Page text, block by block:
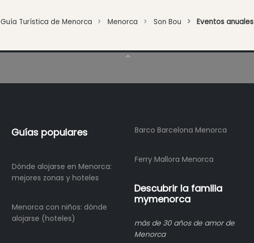
Guía Turística de Menorca Menorca Son Bou Eventos anuales
Guías populares
Dónde alojarse en Menorca:
mejores zonas y hoteles
Menorca con niños: dónde
alojarse (hoteles)
Barco Barcelona Menorca
Ferry Mallora Menorca
Descubrir la familia
mymenorca
más de 30 años de amor de
Menorca